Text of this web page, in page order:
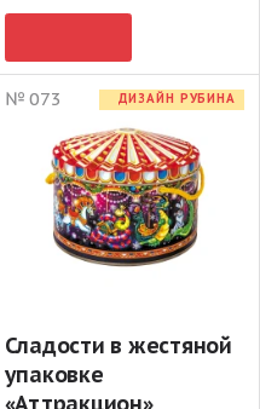
№ 073 ДИЗАЙН РУБИНА
Сладости в жестяной
упаковке